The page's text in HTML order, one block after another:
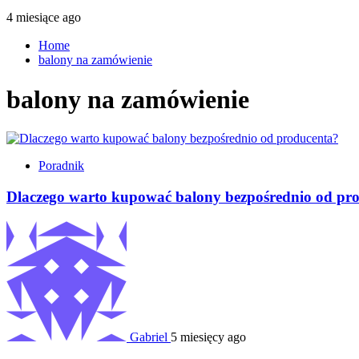
4 miesiące ago
Home
balony na zamówienie
balony na zamówienie
Poradnik
Dlaczego warto kupować balony bezpośrednio od
Gabriel 5 miesięcy ago